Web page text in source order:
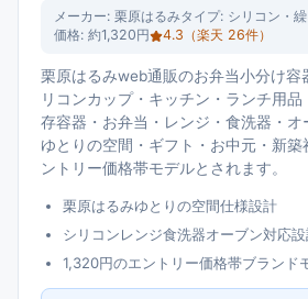
メーカー: 栗原はるみタイプ: シリコン・
価格: 約1,320円 4.3 （楽天 26件）
栗原はるみweb通販のお弁当小分け容
リコンカップ・キッチン・ランチ用
存容器・お弁当・レンジ・食洗器・オ
ゆとりの空間・ギフト・お中元・新
ントリー価格帯モデルとされます。
栗原はるみゆとりの空間仕様設計
シリコンレンジ食洗器オーブン対応
1,320円のエントリー価格帯ブランド